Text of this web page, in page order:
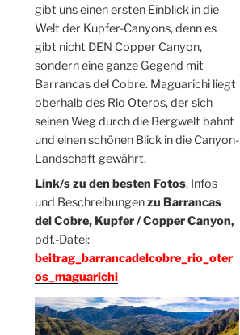
gibt uns einen ersten Einblick in die
Welt der Kupfer-Canyons, denn es
gibt nicht DEN Copper Canyon,
sondern eine ganze Gegend mit
Barrancas del Cobre. Maguarichi liegt
oberhalb des Rio Oteros, der sich
seinen Weg durch die Bergwelt bahnt
und einen schönen Blick in die Canyon-
Landschaft gewährt.
Link/s zu den besten Fotos, Infos
und Beschreibungenzu Barrancas
del Cobre, Kupfer / Copper Canyon,
pdf.-Datei:
beitrag_barrancadelcobre_rio_oter
os_maguarichi